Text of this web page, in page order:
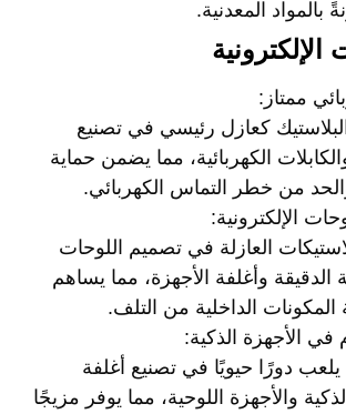
بالمواد المعدنية.
الإلكترونية
ممتاز :
كعازل رئيسي في تصنيع
الكهربائية، مما يضمن حماية
من خطر التماس الكهربائي.
الإلكترونية:
العازلة في تصميم اللوحات
الدقيقة وأغلفة الأجهزة، مما يساهم
الداخلية من التلف.
في الأجهزة الذكية:
يلعب دورًا حيويًا في تصنيع أغلفة
والأجهزة اللوحية، مما يوفر مزيجًا